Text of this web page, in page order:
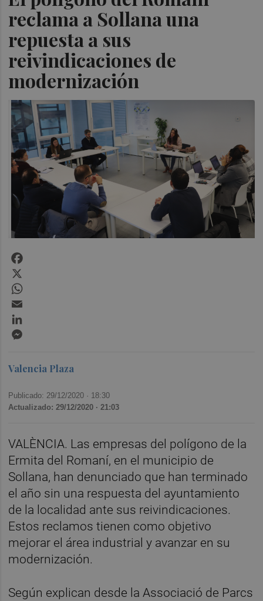
reclama a Sollana una
repuesta a sus
reivindicaciones de
modernización
Valencia Plaza
Publicado: 29/12/2020 · 18:30
Actualizado: 29/12/2020 · 21:03
VALÈNCIA. Las empresas del polígono de la
Ermita del Romaní, en el municipio de
Sollana, han denunciado que han terminado
el año sin una respuesta del ayuntamiento
de la localidad ante sus reivindicaciones.
Estos reclamos tienen como objetivo
mejorar el área industrial y avanzar en su
modernización.
Según explican desde la Associació de Parcs